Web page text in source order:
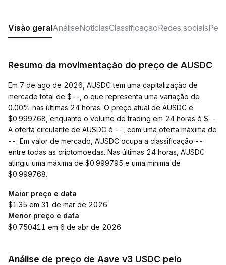
Visão geralAnáliseNotíciasClassificaçãoRedes sociais
Resumo da movimentação do preço de AUSDC
Em 7 de ago de 2026, AUSDC tem uma capitalização de
mercado total de $--, o que representa uma variação de
0.00% nas últimas 24 horas. O preço atual de AUSDC é
$0.999768, enquanto o volume de trading em 24 horas é $--.
A oferta circulante de AUSDC é --, com uma oferta máxima de
--. Em valor de mercado, AUSDC ocupa a classificação --
entre todas as criptomoedas. Nas últimas 24 horas, AUSDC
atingiu uma máxima de $0.999795 e uma mínima de
$0.999768.
Maior preço e data
$1.35 em 31 de mar de 2026
Menor preço e data
$0.750411 em 6 de abr de 2026
Análise de preço de Aave v3 USDC pelo